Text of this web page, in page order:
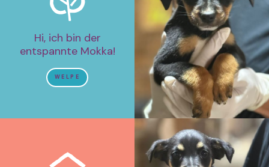
Hi, ich bin der
entspannte Mokka!
WELPE